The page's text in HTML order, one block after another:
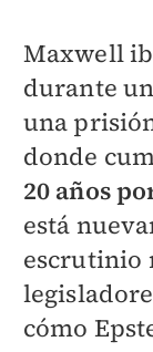
Maxwell
durante
una
donde
20 años
está
escrutinio
cómo